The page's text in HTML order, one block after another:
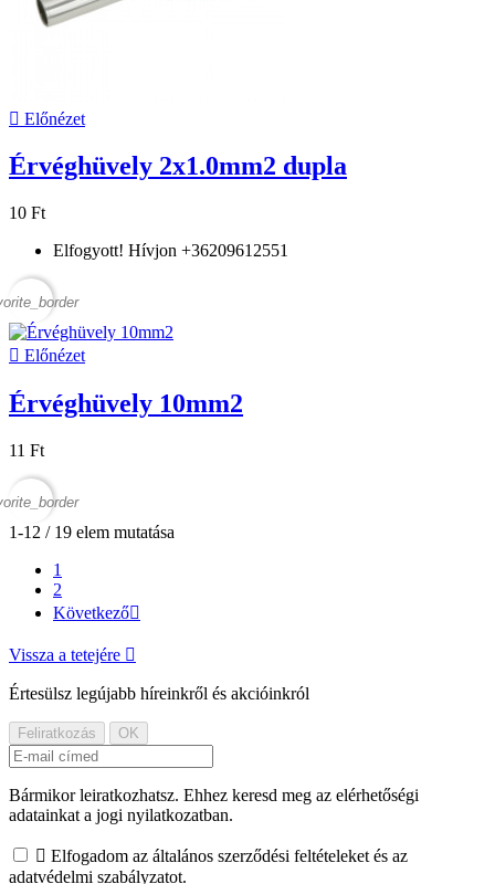
 Előnézet
Érvéghüvely 2x1.0mm2 dupla
10 Ft
Elfogyott! Hívjon +36209612551
 Előnézet
Érvéghüvely 10mm2
11 Ft
1-12 / 19 elem mutatása
1
2
Következő
Vissza a tetejére 
Értesülsz legújabb híreinkről és akcióinkról
Bármikor leiratkozhatsz. Ehhez keresd meg az elérhetőségi
adatainkat a jogi nyilatkozatban.
 Elfogadom az általános szerződési feltételeket és az
adatvédelmi szabályzatot.